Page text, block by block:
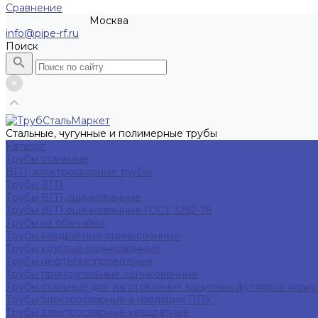
Сравнение
Москва
info@pipe-rf.ru
Поиск
Стальные, чугунные и полимерные трубы
Каталог
Трубы стальные
ВГП, электросварные трубы
Трубы ВГП
Трубы ВГП оцинкованные
Трубы ВГП оцинкованные ГОСТ 3262-75
Трубы из обечайки
Трубы квадратные оцинкованные
Трубы круглые оцинкованные
Трубы нефтегазопроводные
Трубы прямоугольные оцинкованные
Трубы стальные для изготовления защитных футляров
Трубы электросварные в изоляции ППУ
Трубы электросварные квадратные